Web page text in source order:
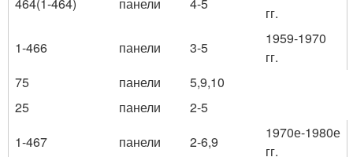
гг.
1-466
панели 3-5
1959-1970
гг.
75
панели
5,9,10
25
панели
2-5
1-467
панели 2-6,9
1970е-1980е
гг.